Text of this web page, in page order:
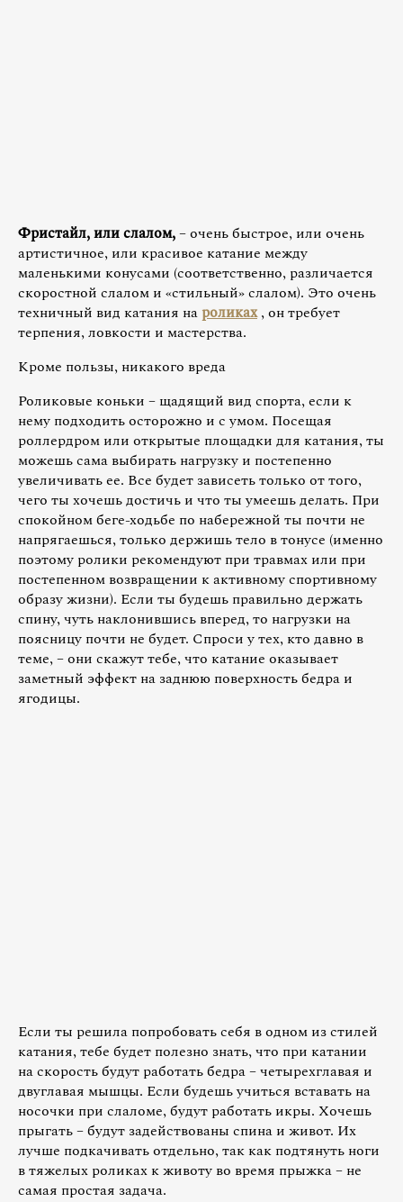
Фристайл, или слалом,– очень быстрое, или очень
артистичное, или красивое катание между
маленькими конусами (соответственно, различается
скоростной слалом и «стильный» слалом). Это очень
техничный вид катания на роликах, он требует
терпения, ловкости и мастерства.
Кроме пользы, никакого вреда
Роликовые коньки – щадящий вид спорта, если к
нему подходить осторожно и с умом. Посещая
роллердром или открытые площадки для катания, ты
можешь сама выбирать нагрузку и постепенно
увеличивать ее. Все будет зависеть только от того,
чего ты хочешь достичь и что ты умеешь делать. При
спокойном беге-ходьбе по набережной ты почти не
напрягаешься, только держишь тело в тонусе (именно
поэтому ролики рекомендуют при травмах или при
постепенном возвращении к активному спортивному
образу жизни). Если ты будешь правильно держать
спину, чуть наклонившись вперед, то нагрузки на
поясницу почти не будет. Спроси у тех, кто давно в
теме, – они скажут тебе, что катание оказывает
заметный эффект на заднюю поверхность бедра и
ягодицы.
Если ты решила попробовать себя в одном из стилей
катания, тебе будет полезно знать, что при катании
на скорость будут работать бедра – четырехглавая и
двуглавая мышцы. Если будешь учиться вставать на
носочки при слаломе, будут работать икры. Хочешь
прыгать – будут задействованы спина и живот. Их
лучше подкачивать отдельно, так как подтянуть ноги
в тяжелых роликах к животу во время прыжка – не
самая простая задача.